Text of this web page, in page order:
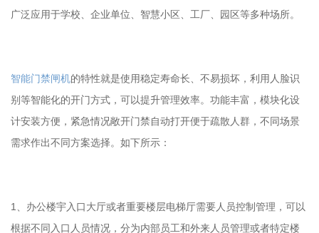
广泛应用于学校、企业单位、智慧小区、工厂、园区等多种场所。
智能门禁闸机的特性就是使用稳定寿命长、不易损坏，利用人脸识
别等智能化的开门方式，可以提升管理效率。功能丰富，模块化设
计安装方便，紧急情况敞开门禁自动打开便于疏散人群，不同场景
需求作出不同方案选择。如下所示：
1、办公楼宇入口大厅或者重要楼层电梯厅需要人员控制管理，可以
根据不同入口人员情况，分为内部员工和外来人员管理或者特定楼